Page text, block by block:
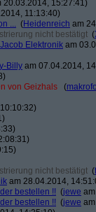
20.03.2014, 15:27:41)
11:13:40)
... (Heidenreich am
nicht bestätigt (
Jacob Elektronik am
Billy am 07.04.2014,
von Geizhals (
nicht bestätigt (
am 28.04.2014,
bestellen !! (jewe
bestellen !! (jewe